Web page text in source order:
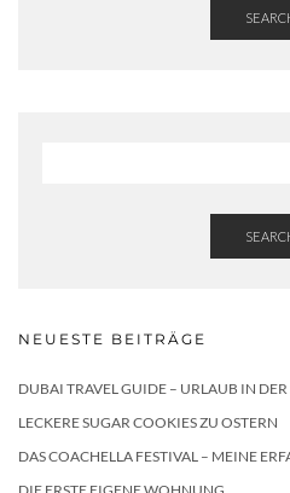
NEUESTE BEITRÄGE
DUBAI TRAVEL GUIDE – URLAUB IN DER
LECKERE SUGAR COOKIES ZU OSTERN
DAS COACHELLA FESTIVAL – MEINE